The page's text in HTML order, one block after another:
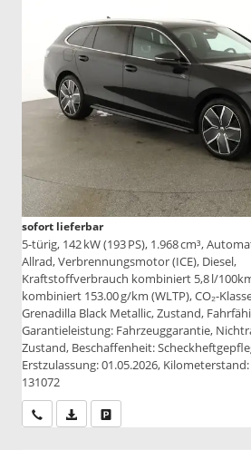
sofort lieferbar
5-türig, 142 kW (193 PS), 1.968 cm³,
Allrad, Verbrennungsmotor (ICE), Diesel,
Kraftstoffverbrauch kombiniert 5,8 l/100km
kombiniert 153.00 g/km (WLTP), CO₂-
Grenadilla Black Metallic, Zustand,
Garantieleistung: Fahrzeuggarantie,
Zustand, Beschaffenheit:
Erstzulassung: 01.05.2026,
131072
Wir rufen Sie anPDF-Datei, Fahrzeugexposé